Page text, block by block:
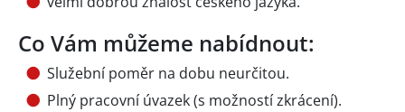
Co Vám můžeme nabídnout:
Služební poměr na dobu neurčitou.
Plný pracovní úvazek (s možností zkrácení).